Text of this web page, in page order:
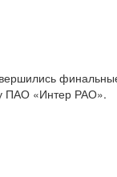
ПАО «Интер РАО».